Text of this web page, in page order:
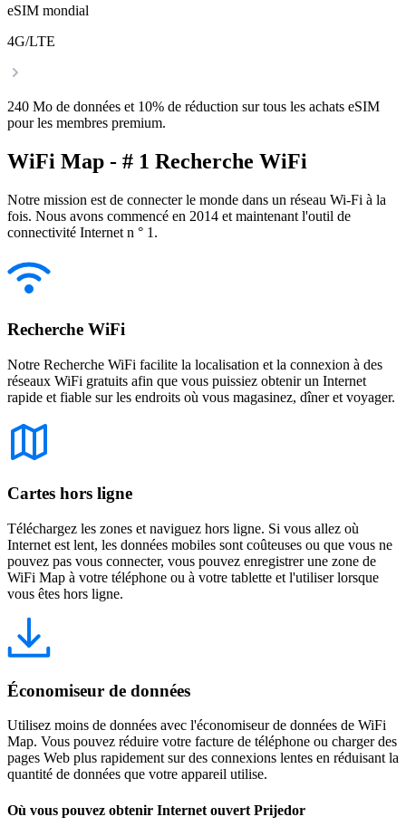
eSIM mondial
4G/LTE
240 Mo de données et 10% de réduction sur tous les achats eSIM
pour les membres premium.
WiFi Map - # 1 Recherche WiFi
Notre mission est de connecter le monde dans un réseau Wi-Fi à la
fois. Nous avons commencé en 2014 et maintenant l'outil de
connectivité Internet n ° 1.
Recherche WiFi
Notre Recherche WiFi facilite la localisation et la connexion à des
réseaux WiFi gratuits afin que vous puissiez obtenir un Internet
rapide et fiable sur les endroits où vous magasinez, dîner et voyager.
Cartes hors ligne
Téléchargez les zones et naviguez hors ligne. Si vous allez où
Internet est lent, les données mobiles sont coûteuses ou que vous ne
pouvez pas vous connecter, vous pouvez enregistrer une zone de
WiFi Map à votre téléphone ou à votre tablette et l'utiliser lorsque
vous êtes hors ligne.
Économiseur de données
Utilisez moins de données avec l'économiseur de données de WiFi
Map. Vous pouvez réduire votre facture de téléphone ou charger des
pages Web plus rapidement sur des connexions lentes en réduisant la
quantité de données que votre appareil utilise.
Où vous pouvez obtenir Internet ouvert Prijedor